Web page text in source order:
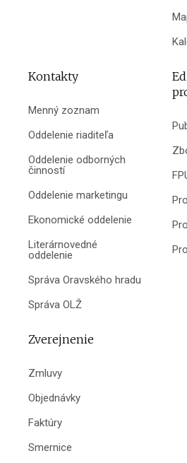
Kontakty
Menný zoznam
Oddelenie riaditeľa
Oddelenie odborných
činností
Oddelenie marketingu
Ekonomické oddelenie
Literárnovedné
oddelenie
Správa Oravského hradu
Správa OLŽ
Zverejnenie
Zmluvy
Objednávky
Faktúry
Smernice